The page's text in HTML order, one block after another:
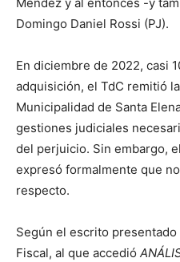
Domingo Daniel Rossi (PJ).
En diciembre de 2022, casi
adquisición, el TdC remitió
Municipalidad de Santa
gestiones judiciales
del perjuicio. Sin embargo,
expresó formalmente que
respecto.
Según el escrito
Fiscal, al que accedió